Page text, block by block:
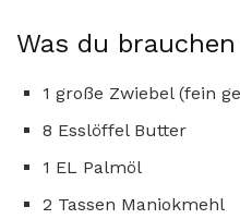
Was du
1 große Zwiebel (fein
8 Esslöffel Butter
1 EL Palmöl
2 Tassen Maniokmehl